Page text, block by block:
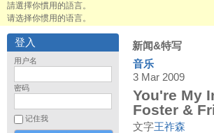
請選擇你慣用的語言。
请选择你惯用的语言。
登入
用户名
密码
记住我
新闻&特写
音乐
3 Mar 2009
You're My
Foster &
文字王祚森